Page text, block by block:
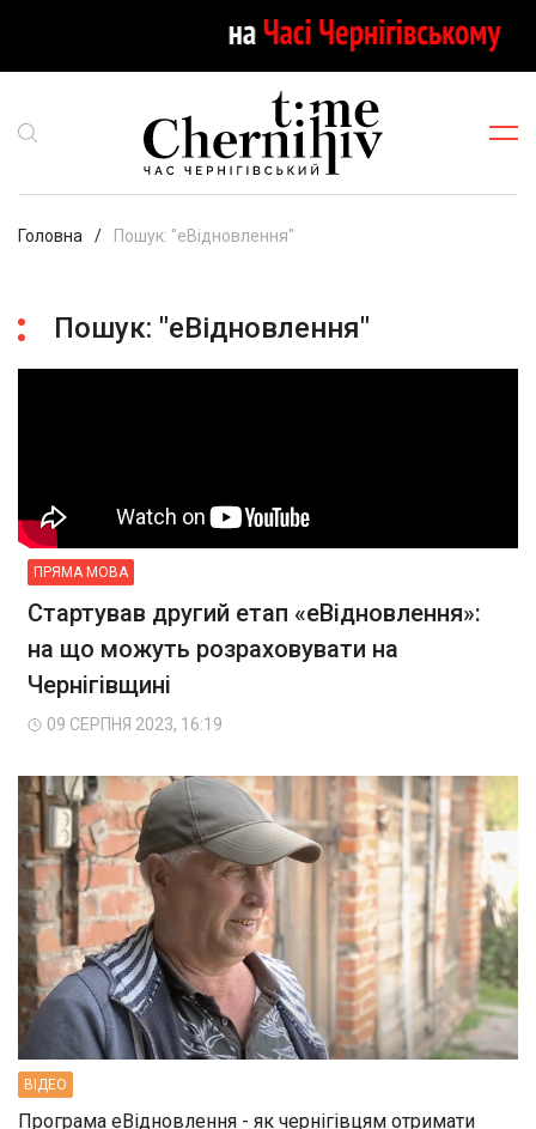
Головна Пошук: "еВідновлення"
Пошук: "еВідновлення"
ПРЯМА МОВА
Стартував другий етап «еВідновлення»:
на що можуть розраховувати на
Чернігівщині
09 СЕРПНЯ 2023, 16:19
ВIДЕО
Програма еВідновлення - як чернігівцям отримати